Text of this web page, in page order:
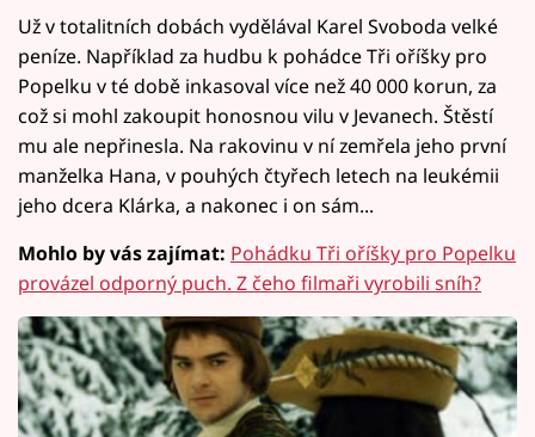
Už v totalitních dobách vydělával Karel Svoboda velké
peníze. Například za hudbu k pohádce Tři oříšky pro
Popelku v té době inkasoval více než 40 000 korun, za
což si mohl zakoupit honosnou vilu v Jevanech. Štěstí
mu ale nepřinesla. Na rakovinu v ní zemřela jeho první
manželka Hana, v pouhých čtyřech letech na leukémii
jeho dcera Klárka, a nakonec i on sám...
Mohlo by vás zajímat: Pohádku Tři oříšky pro Popelku
provázel odporný puch. Z čeho filmaři vyrobili sníh?